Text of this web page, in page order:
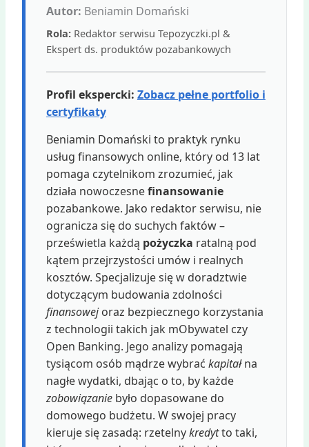
Autor: Beniamin Domański
Rola: Redaktor serwisu Tepozyczki.pl &
Ekspert ds. produktów pozabankowych
Profil ekspercki: Zobacz pełne portfolio i
certyfikaty
Beniamin Domański to praktyk rynku
usług finansowych online, który od 13 lat
pomaga czytelnikom zrozumieć, jak
działa nowoczesnefinansowanie
pozabankowe. Jako redaktor serwisu, nie
ogranicza się do suchych faktów –
prześwietla każdą pożyczka ratalną pod
kątem przejrzystości umów i realnych
kosztów. Specjalizuje się w doradztwie
dotyczącym budowania zdolności
finansowejoraz bezpiecznego korzystania
z technologii takich jak mObywatel czy
Open Banking. Jego analizy pomagają
tysiącom osób mądrze wybrać kapitałna
nagłe wydatki, dbając o to, by każde
zobowiązaniebyło dopasowane do
domowego budżetu. W swojej pracy
kieruje się zasadą: rzetelnykredytto taki,